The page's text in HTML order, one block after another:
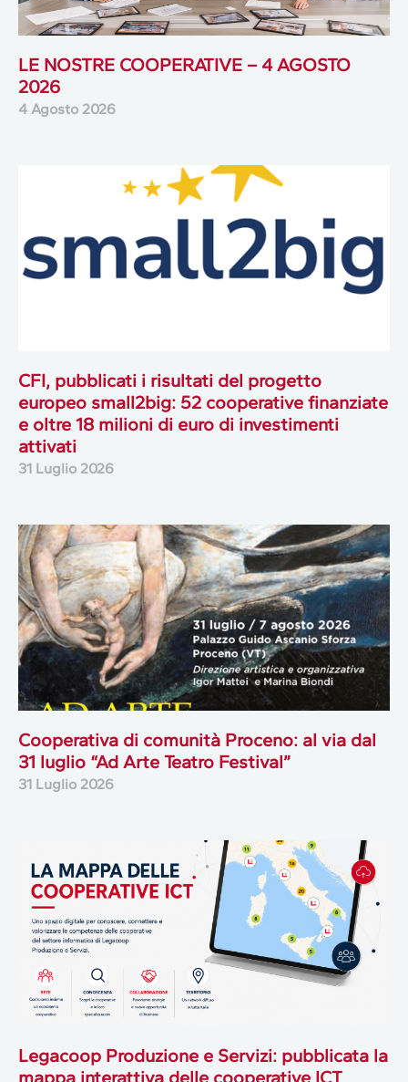
LE NOSTRE COOPERATIVE – 4 AGOSTO
2026
4 Agosto 2026
CFI, pubblicati i risultati del progetto
europeo small2big: 52 cooperative finanziate
e oltre 18 milioni di euro di investimenti
attivati
31 Luglio 2026
Cooperativa di comunità Proceno: al via dal
31 luglio “Ad Arte Teatro Festival”
31 Luglio 2026
Legacoop Produzione e Servizi: pubblicata la
mappa interattiva delle cooperative ICT